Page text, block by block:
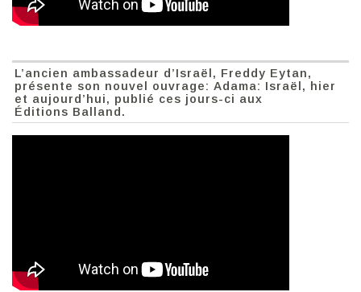
L’ancien ambassadeur d’Israël, Freddy Eytan,
présente son nouvel ouvrage: Adama: Israël, hier
et aujourd’hui, publié ces jours-ci aux
Éditions Balland.